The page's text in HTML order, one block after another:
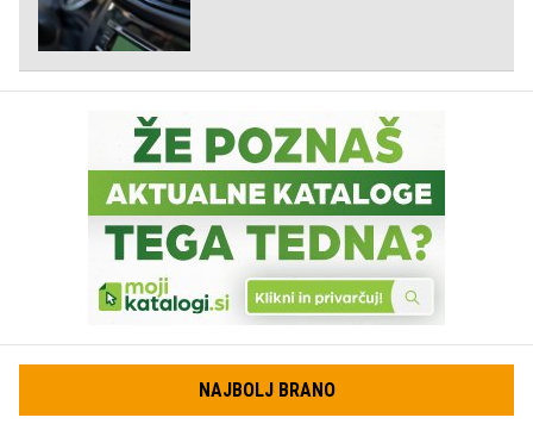
NAJBOLJ BRANO